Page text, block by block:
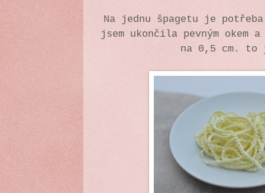
Na jednu špagetu je
jsem ukončila pevným okem
na 0,5 cm.